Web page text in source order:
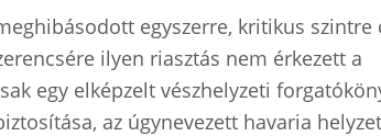
egyszerre, kritikus szintre
ilyen riasztás nem érkezett a
egy elképzelt vészhelyzeti
az úgynevezett havaria